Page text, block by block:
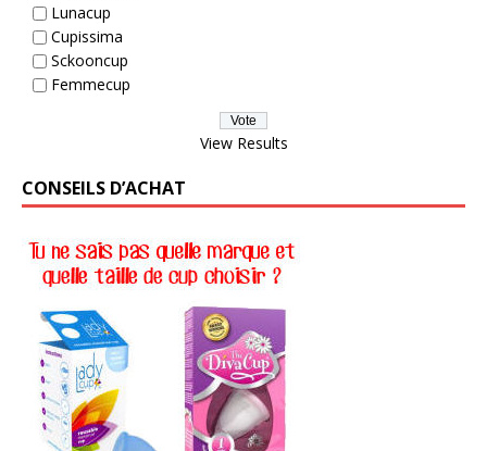
Lunacup
Cupissima
Sckooncup
Femmecup
View Results
CONSEILS D’ACHAT